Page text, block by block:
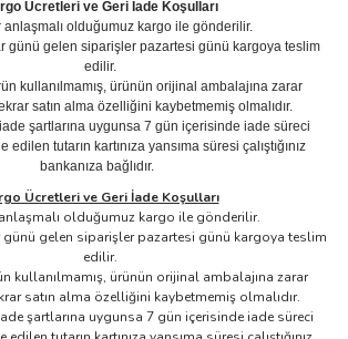
Ücretleri ve Geri İade Koşulları
anlaşmalı olduğumuz kargo ile gönderilir.
günü gelen siparişler pazartesi günü kargoya teslim
edilir.
kullanılmamış, ürünün orijinal ambalajına zarar
satın alma özelliğini kaybetmemiş olmalıdır.
şartlarına uygunsa 7 gün içerisinde iade süreci
edilen tutarın kartınıza yansıma süresi çalıştığınız
bankanıza bağlıdır.
Ücretleri ve Geri İade Koşulları
olduğumuz kargo ile gönderilir.
günü gelen siparişler pazartesi günü kargoya teslim
edilir.
kullanılmamış, ürünün orijinal ambalajına zarar
satın alma özelliğini kaybetmemiş olmalıdır.
şartlarına uygunsa 7 gün içerisinde iade süreci